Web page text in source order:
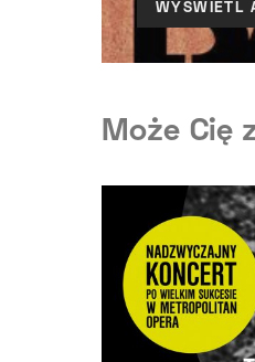
WYŚWIETL
Może Cię